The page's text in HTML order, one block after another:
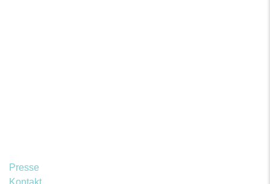
Presse
Kontakt